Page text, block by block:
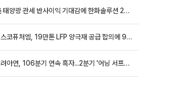
美 태양광 관세 반사이익 기대감에 한화솔루션 20%대·OCI홀딩스 14%대 급등
포스코퓨처엠, 19만톤 LFP 양극재 공급 합의에 9%대 강세
고려아연, 106분기 연속 흑자...2분기 '어닝 서프라이즈'에 장 초반 12%대 강세